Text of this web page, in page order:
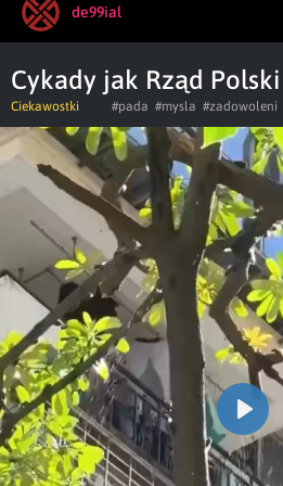
de99ial
Cykady jak Rząd Polski
Ciekawostki #pada #mysla #zadowoleni
Play